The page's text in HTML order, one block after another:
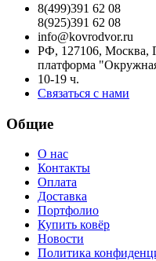
8(499)391 62 08
8(925)391 62 08
info@kovrodvor.ru
РФ, 127106, Москва,
платформа
10-19 ч.
Связаться с нами
Общие
О нас
Контакты
Оплата
Доставка
Портфолио
Купить ковёр
Новости
Политика